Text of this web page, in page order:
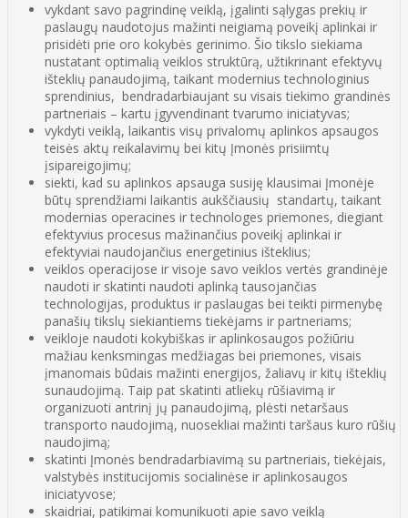
vykdant savo pagrindinę veiklą, įgalinti sąlygas prekių ir
paslaugų naudotojus mažinti neigiamą poveikį aplinkai ir
prisidėti prie oro kokybės gerinimo. Šio tikslo siekiama
nustatant optimalią veiklos struktūrą, užtikrinant efektyvų
išteklių panaudojimą, taikant modernius technologinius
sprendinius, bendradarbiaujant su visais tiekimo grandinės
partneriais – kartu įgyvendinant tvarumo iniciatyvas;
vykdyti veiklą, laikantis visų privalomų aplinkos apsaugos
teisės aktų reikalavimų bei kitų Įmonės prisiimtų
įsipareigojimų;
siekti, kad su aplinkos apsauga susiję klausimai Įmonėje
būtų sprendžiami laikantis aukščiausių standartų, taikant
modernias operacines ir technologes priemones, diegiant
efektyvius procesus mažinančius poveikį aplinkai ir
efektyviai naudojančius energetinius išteklius;
veiklos operacijose ir visoje savo veiklos vertės grandinėje
naudoti ir skatinti naudoti aplinką tausojančias
technologijas, produktus ir paslaugas bei teikti pirmenybę
panašių tikslų siekiantiems tiekėjams ir partneriams;
veikloje naudoti kokybiškas ir aplinkosaugos požiūriu
mažiau kenksmingas medžiagas bei priemones, visais
įmanomais būdais mažinti energijos, žaliavų ir kitų išteklių
sunaudojimą. Taip pat skatinti atliekų rūšiavimą ir
organizuoti antrinį jų panaudojimą, plėsti netaršaus
transporto naudojimą, nuosekliai mažinti taršaus kuro rūšių
naudojimą;
skatinti Įmonės bendradarbiavimą su partneriais, tiekėjais,
valstybės institucijomis socialinėse ir aplinkosaugos
iniciatyvose;
skaidriai, patikimai komunikuoti apie savo veiklą